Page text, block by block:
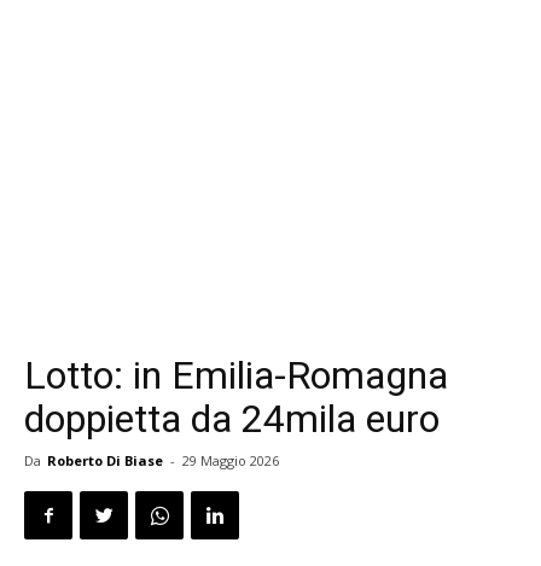
Lotto: in Emilia-Romagna
doppietta da 24mila euro
Da Roberto Di Biase - 29 Maggio 2026